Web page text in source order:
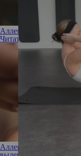
Аллергия на нижнее
Читать полностью
Аллергия на